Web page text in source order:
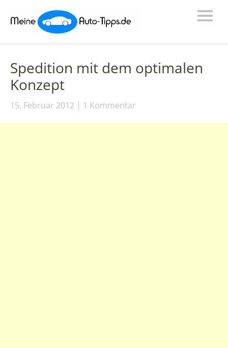
Spedition mit dem optimalen
Konzept
15. Februar 2012 1 Kommentar